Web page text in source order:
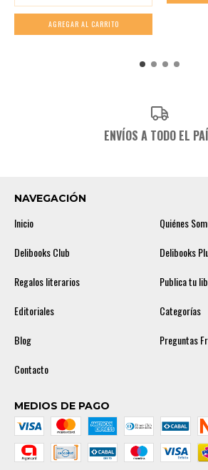
ENVÍOS A TODO EL
NAVEGACIÓN
Inicio
Quiénes
Delibooks Club
Delibooks
Regalos literarios
Publica tu
Editoriales
Categorías
Blog
Preguntas
Contacto
MEDIOS DE PAGO